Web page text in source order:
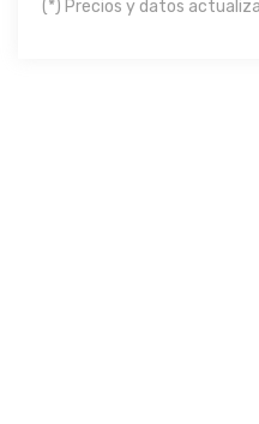
(*) Precios y datos